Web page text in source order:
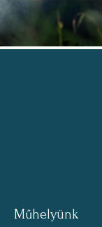
Műhelyünk